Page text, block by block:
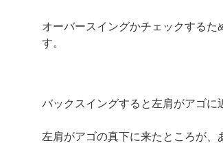
オーバースイングかチェックするた
す。
バックスイングすると左肩がアゴに
左肩がアゴの真下に来たところが、